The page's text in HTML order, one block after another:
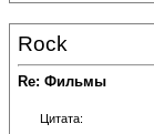
Rock
Re: Фильмы
Цитата: